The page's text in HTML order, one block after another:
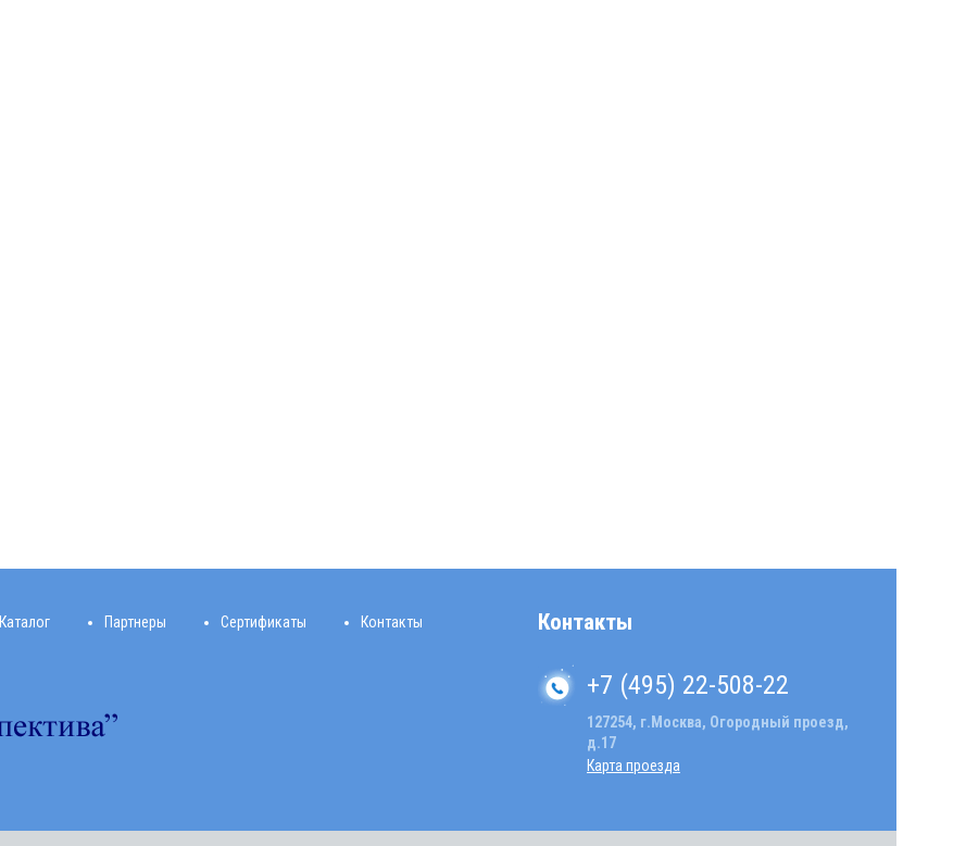
Каталог Партнеры Сертификаты Контакты Контакты
+7 (495) 22-508-22
127254, г.Москва, Огородный проезд,
д.17
Карта проезда